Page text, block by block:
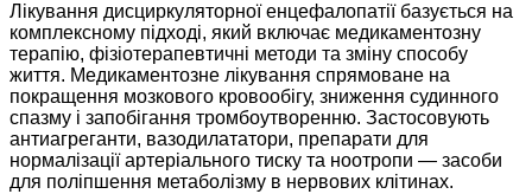
Лікування дисциркуляторної енцефалопатії базується на
комплексному підході, який включає медикаментозну
терапію, фізіотерапевтичні методи та зміну способу
життя. Медикаментозне лікування спрямоване на
покращення мозкового кровообігу, зниження судинного
спазму і запобігання тромбоутворенню. Застосовують
антиагреганти, вазодилататори, препарати для
нормалізації артеріального тиску та ноотропи — засоби
для поліпшення метаболізму в нервових клітинах.